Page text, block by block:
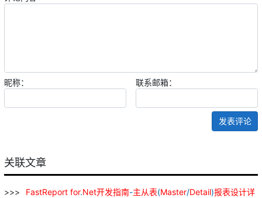
昵称： 联系邮箱：
发表评论
关联文章
FastReport for.Net开发指南-主从表(Master/Detail)报表设计详